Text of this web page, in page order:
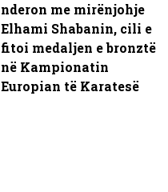
nderon me mirënjohje
Elhami Shabanin, cili e
fitoi medaljen e bronztë
në Kampionatin
Europian të Karatesë